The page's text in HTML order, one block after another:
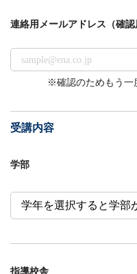
連絡用メールアドレス （確認
※確認のためもう一
受講内容
学部
指導校舎